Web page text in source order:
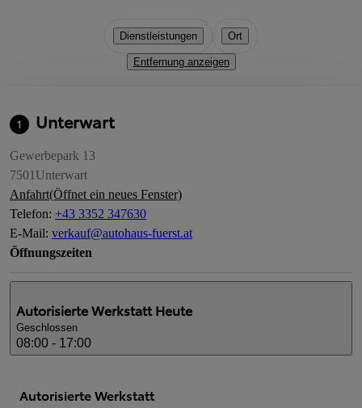
Dienstleistungen Ort
Entfernung anzeigen
1 Unterwart
Gewerbepark 13
7501 Unterwart
Anfahrt(Öffnet ein neues Fenster)
Telefon: +43 3352 347630
E-Mail: verkauf@autohaus-fuerst.at
Öffnungszeiten
Autorisierte Werkstatt Heute
Geschlossen
08:00 - 17:00
Autorisierte Werkstatt